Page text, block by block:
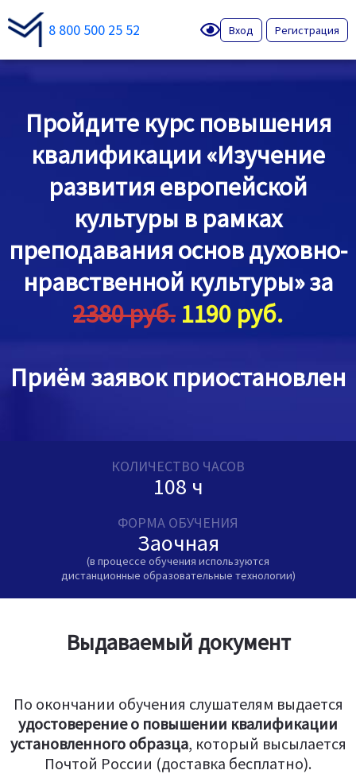
8 800 500 25 52 Вход Регистрация
Пройдите курс повышения
квалификации «Изучение
развития европейской
культуры в рамках
преподавания основ духовно-
нравственной культуры» за
2380 руб. 1190 руб.
Приём заявок приостановлен
КОЛИЧЕСТВО ЧАСОВ
108 ч
ФОРМА ОБУЧЕНИЯ
Заочная
(в процессе обучения используются
дистанционные образовательные технологии)
Выдаваемый документ
По окончании обучения слушателям выдается
удостоверение о повышении квалификации
установленного образца, который высылается
Почтой России (доставка бесплатно).